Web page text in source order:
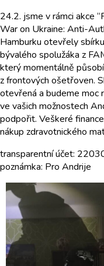
24.2. jsme v rámci akce
War on Ukraine: Anti-
Hamburku otevřely
bývalého spolužáka z
který momentálně
z frontových ošetřoven.
otevřená a budeme moc
ve vašich možnostech
podpořit. Veškeré
nákup zdravotnického
transparentní účet:
poznámka: Pro Andrije